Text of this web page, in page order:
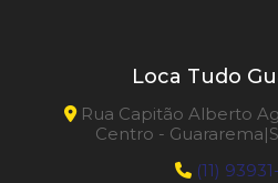
Loca Tudo
Rua Capitão Alberto
Centro -
(11)